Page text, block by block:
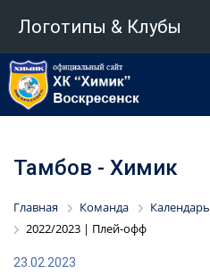
Логотипы & Клубы
Тамбов - Химик
Главная Команда Календарь
2022/2023 | Плей-офф
23.02.2023